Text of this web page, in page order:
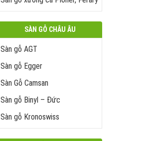
SÀN GỖ CHÂU ÂU
Sàn gỗ AGT
Sàn gỗ Egger
Sàn Gỗ Camsan
Sàn gỗ Binyl – Đức
Sàn gỗ Kronoswiss